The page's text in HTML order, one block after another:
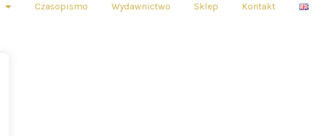
Czasopismo Wydawnictwo Sklep Kontakt